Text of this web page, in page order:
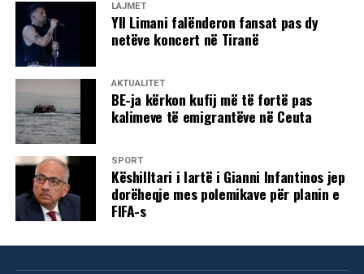
LAJMET
Yll Limani falënderon fansat pas dy
netëve koncert në Tiranë
AKTUALITET
BE-ja kërkon kufij më të fortë pas
kalimeve të emigrantëve në Ceuta
SPORT
Këshilltari i lartë i Gianni Infantinos jep
dorëheqje mes polemikave për planin e
FIFA-s